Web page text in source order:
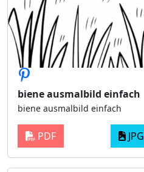
biene ausmalbild einfach
biene ausmalbild einfach
PDF JPG